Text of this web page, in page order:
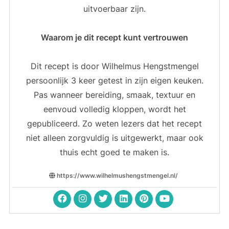
uitvoerbaar zijn.
Waarom je dit recept kunt vertrouwen
Dit recept is door Wilhelmus Hengstmengel
persoonlijk 3 keer getest in zijn eigen keuken.
Pas wanneer bereiding, smaak, textuur en
eenvoud volledig kloppen, wordt het
gepubliceerd. Zo weten lezers dat het recept
niet alleen zorgvuldig is uitgewerkt, maar ook
thuis echt goed te maken is.
https://www.wilhelmushengstmengel.nl/